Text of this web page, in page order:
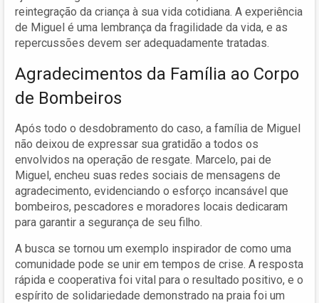
reintegração da criança à sua vida cotidiana. A experiência
de Miguel é uma lembrança da fragilidade da vida, e as
repercussões devem ser adequadamente tratadas.
Agradecimentos da Família ao Corpo
de Bombeiros
Após todo o desdobramento do caso, a família de Miguel
não deixou de expressar sua gratidão a todos os
envolvidos na operação de resgate. Marcelo, pai de
Miguel, encheu suas redes sociais de mensagens de
agradecimento, evidenciando o esforço incansável que
bombeiros, pescadores e moradores locais dedicaram
para garantir a segurança de seu filho.
A busca se tornou um exemplo inspirador de como uma
comunidade pode se unir em tempos de crise. A resposta
rápida e cooperativa foi vital para o resultado positivo, e o
espírito de solidariedade demonstrado na praia foi um